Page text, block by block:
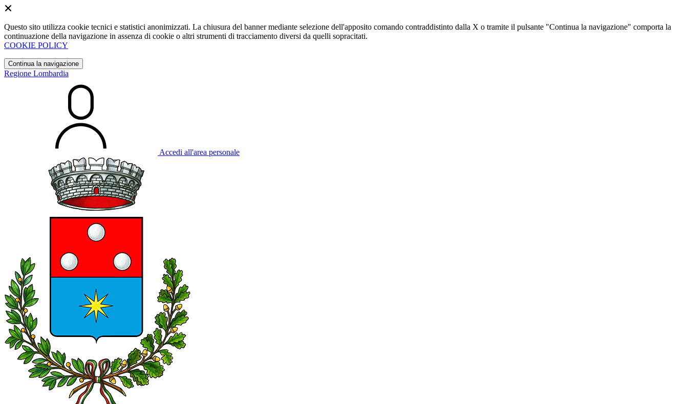
Questo sito utilizza cookie tecnici e statistici anonimizzati. La chiusura del banner mediante selezione dell'apposito comando contraddistinto dalla X o tramite il pulsante "Continua la navigazione" comporta la
continuazione della navigazione in assenza di cookie o altri strumenti di tracciamento diversi da quelli sopracitati.
COOKIE POLICY
Continua la navigazione
Regione Lombardia
Accedi all'area personale